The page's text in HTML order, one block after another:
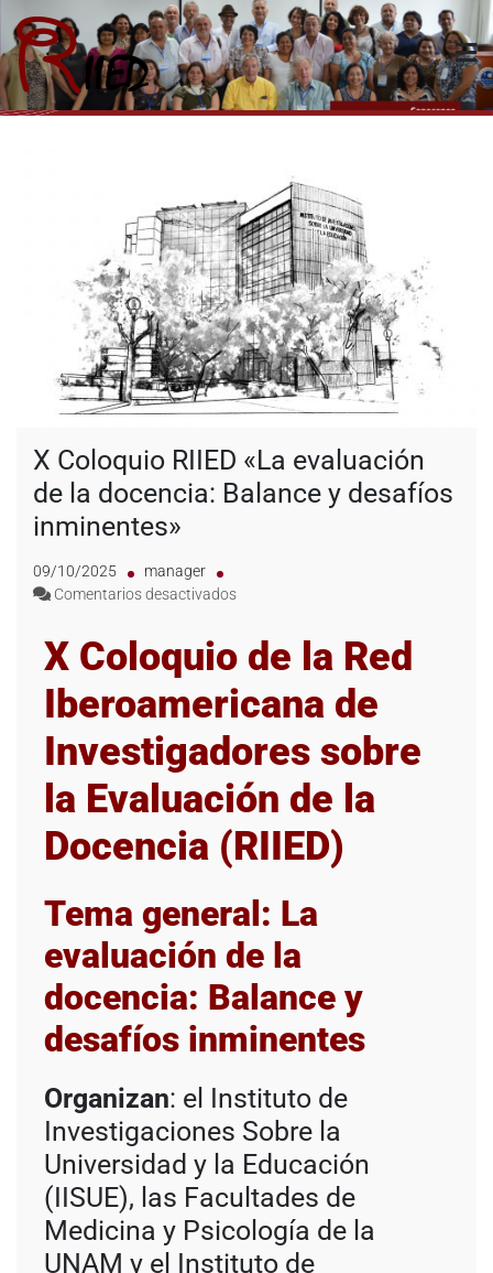
Riied
X Coloquio RIIED «La evaluación
de la docencia: Balance y desafíos
inminentes»
09/10/2025
manager
Comentarios desactivados
X Coloquio de la Red
Iberoamericana de
Investigadores sobre
la Evaluación de la
Docencia (RIIED)
Tema general: La
evaluación de la
docencia: Balance y
desafíos inminentes
Organizan: el Instituto de
Investigaciones Sobre la
Universidad y la Educación
(IISUE), las Facultades de
Medicina y Psicología de la
UNAM y el Instituto de